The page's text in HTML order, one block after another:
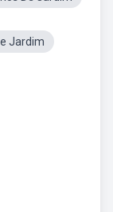
Jardim